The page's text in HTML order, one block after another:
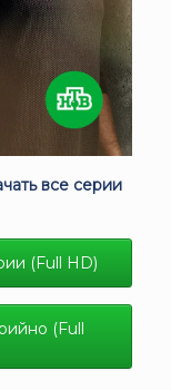
все серии
(Full HD)
(Full